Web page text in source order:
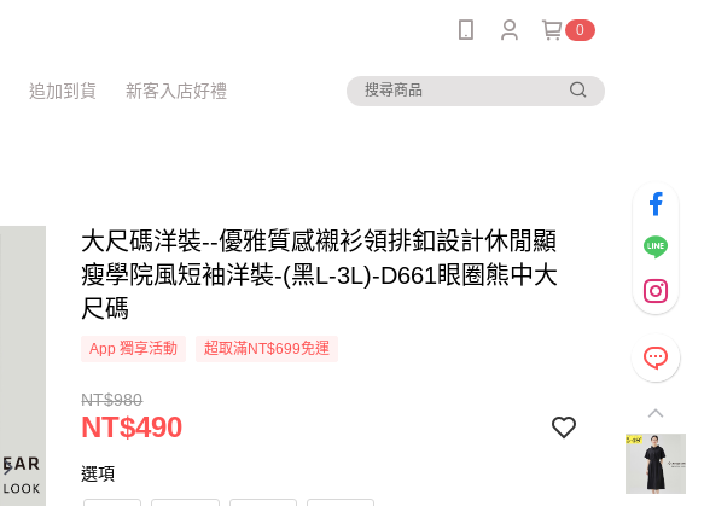
0
追加到貨 新客入店好禮
大尺碼洋裝--優雅質感襯衫領排釦設計休閒顯
瘦學院風短袖洋裝-(黑L-3L)-D661眼圈熊中大
尺碼
App 獨享活動 超取滿NT$699免運
NT$980
NT$490
選項